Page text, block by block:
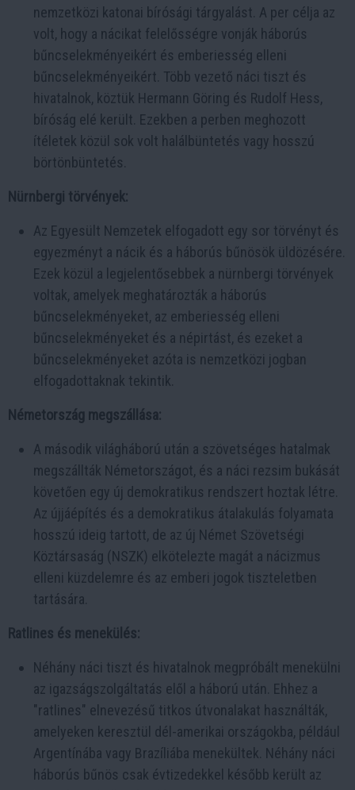
nemzetközi katonai bírósági tárgyalást. A per célja az
volt, hogy a nácikat felelősségre vonják háborús
bűncselekményeikért és emberiesség elleni
bűncselekményeikért. Több vezető náci tiszt és
hivatalnok, köztük Hermann Göring és Rudolf Hess,
bíróság elé került. Ezekben a perben meghozott
ítéletek közül sok volt halálbüntetés vagy hosszú
börtönbüntetés.
Nürnbergi törvények:
Az Egyesült Nemzetek elfogadott egy sor törvényt és
egyezményt a nácik és a háborús bűnösök üldözésére.
Ezek közül a legjelentősebbek a nürnbergi törvények
voltak, amelyek meghatározták a háborús
bűncselekményeket, az emberiesség elleni
bűncselekményeket és a népirtást, és ezeket a
bűncselekményeket azóta is nemzetközi jogban
elfogadottaknak tekintik.
Németország megszállása:
A második világháború után a szövetséges hatalmak
megszállták Németországot, és a náci rezsim bukását
követően egy új demokratikus rendszert hoztak létre.
Az újjáépítés és a demokratikus átalakulás folyamata
hosszú ideig tartott, de az új Német Szövetségi
Köztársaság (NSZK) elkötelezte magát a nácizmus
elleni küzdelemre és az emberi jogok tiszteletben
tartására.
Ratlines és menekülés:
Néhány náci tiszt és hivatalnok megpróbált menekülni
az igazságszolgáltatás elől a háború után. Ehhez a
"ratlines" elnevezésű titkos útvonalakat használták,
amelyeken keresztül dél-amerikai országokba, például
Argentínába vagy Brazíliába menekültek. Néhány náci
háborús bűnös csak évtizedekkel később került az